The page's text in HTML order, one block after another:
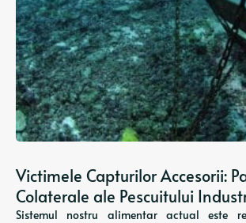
Victimele Capturilor Accesorii:
Colaterale ale Pescuitului
Sistemul nostru alimentar actual este